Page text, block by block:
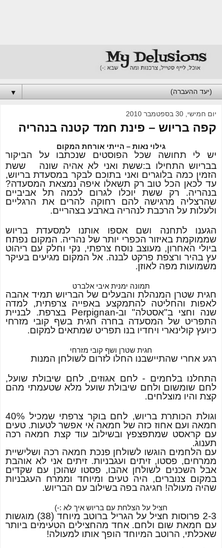
▼
יום חמישי, 30 בספטמבר 2010
קפה בריוש – פינת חמד קטנה בנהריה
גילוי נאות – הייתי אורחת המקום
יש לי תחושה שכל הפוסטים שנכתבו על הביקור
בבריוש התחילו ב:ששת ואני לא אהיה שונה
ששת
הזמין כמה בלוגרים ואני בתוכם לבקר במסעדת בריוש,
עד לכאן הכל טוב רק תשאלו איפה נמצאת המסעדה?
בנהריה. רק ששת יוכלו לגרום לכמה תל אביביים
שהרצליה מרגישה להם רחוקה להרים את הרגליים
ולעלות על הרכבת לנהריה בארבע בצהריים.
הגענו לתחנה ושם אספו אותנו למסעדת בריוש
שממוקמת באיזור הכפרי יותר של נהריה. המקום נפתח
ביולי האחרון, מעוצב נוסח צרפתי, נקי וחלק עם ריהוט
עץ בהיר ורצפת פרקט לבנה. אל המקום מגיעים בעיקר
משמועות מפה לאוזן.
תמונה ימנית איבי אלברט
חגית שטרן המנהלת והבעלים של הבריוש תמיד אהבה
לאפות והחליטה להתמקצע באפייה צרפתית, למדה
שנה וחצי ב"אסטלה" וב-Perpignan בצרפת. לבניית
התפריט של המסעדה בחרה חגית בשף קובי מזרחי
כיועץ קולינארי ויחדיו בנו תפריט שמתאים למקום.
חגית שטרן ושף קובי מזרחי
רגע אחרי שהתיישבנו החלו לזרום לשולחן המנות
התחלנו בלחמים - לחם אגוזים, לחם שיבולת שועל,
לחם שומשום ולחם שיבולת שועל מלא שטעמתי מהם
קצת והיו מוצלחים.
וגולת הכותרת בריוש, לחם בוקר צרפתי שמכיל 40%
חמאה ועם אחוז כזה של חמאה אי אפשר לטעות. טעים
עם קראסט שמתפצפץ ובשילוב עוד קצת חמאה רכה
תענוג.
עם הלחמים הוגשו לשולחן פנכת חמאה רכה ושלישיית
ממרחים, פסטו, זיתים ועגבניות. זיתים אני לא אוהבת
אבל השכנים לשולחן אהבו, פסטו שהוכן עם שקדים
במקום צנוברים, היה טעים ומיוחד וממרח העגבניות
שהיה מעולה! חגיגה בפה בשילוב עם הבריוש.
חציל על הצלחת עם בריוש איך לא :-)
2-3 פרוסות חציל על הגריל ברוטב מיוחד (38) מוגשות
עם חמאת שום ולחם. אחד מהחצילים הטעימים ביותר
שאכלתי, הרוטב המיוחד הופך אותו למעולה!